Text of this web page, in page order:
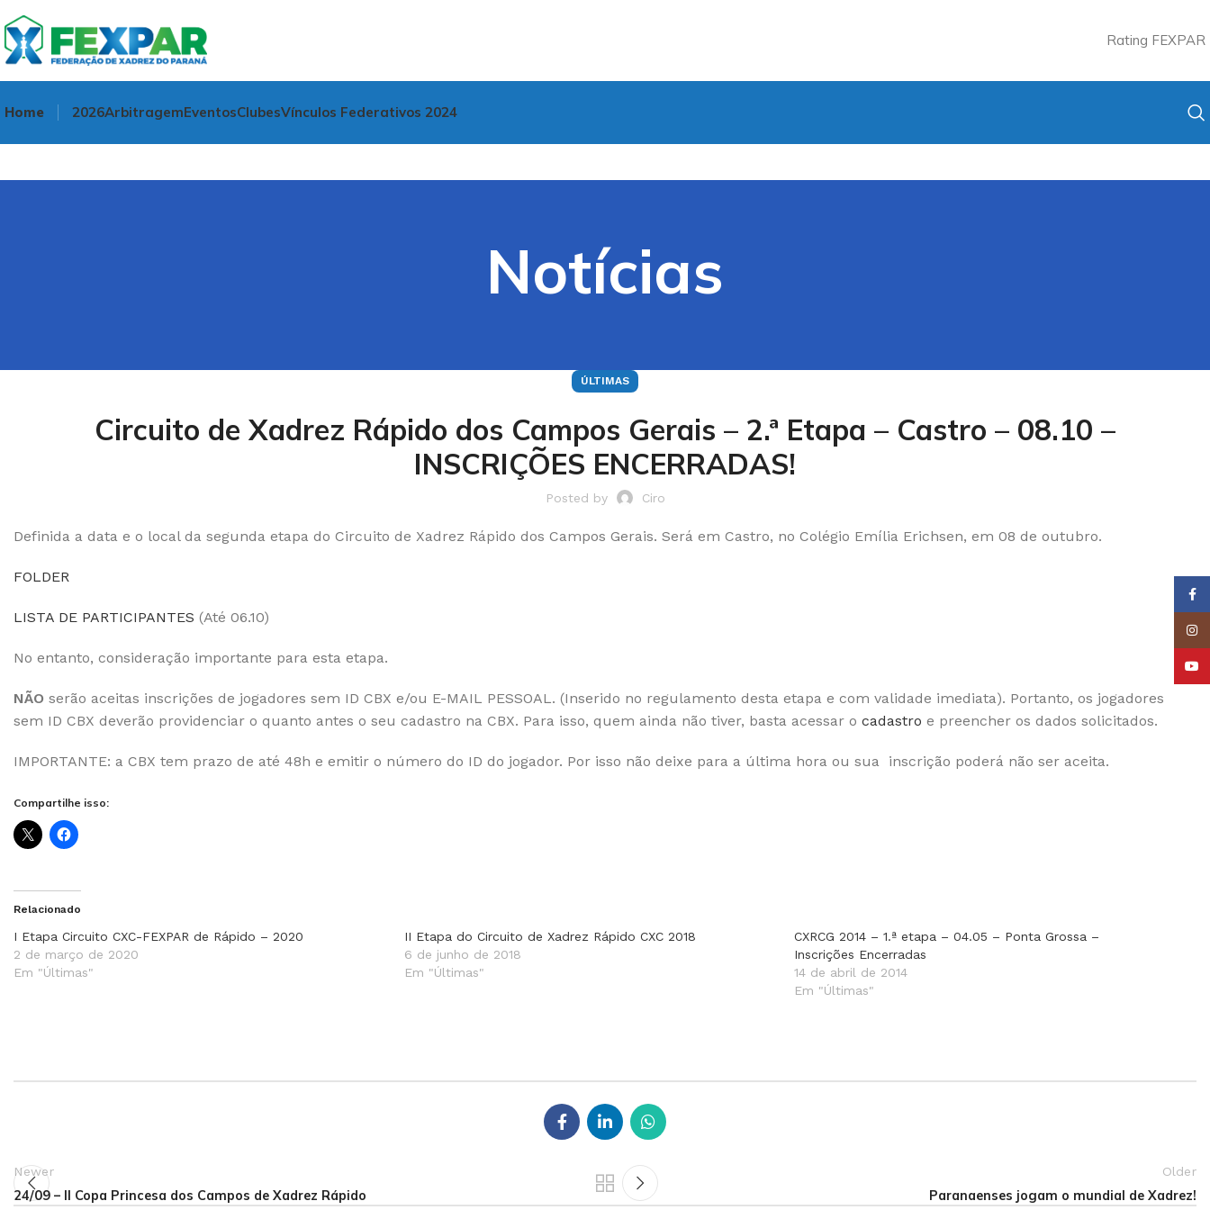
Rating FEXPAR
Home 2026ArbitragemEventosClubesVínculos Federativos 2024
Notícias
ÚLTIMAS
Circuito de Xadrez Rápido dos Campos Gerais – 2.ª Etapa – Castro – 08.10 –
INSCRIÇÕES ENCERRADAS!
Posted by Ciro
Definida a data e o local da segunda etapa do Circuito de Xadrez Rápido dos Campos Gerais. Será em Castro, no Colégio Emília Erichsen, em 08 de outubro.
FOLDER
LISTA DE PARTICIPANTES (Até 06.10)
No entanto, consideração importante para esta etapa.
NÃO serão aceitas inscrições de jogadores sem ID CBX e/ou E-MAIL PESSOAL. (Inserido no regulamento desta etapa e com validade imediata). Portanto, os jogadores
sem ID CBX deverão providenciar o quanto antes o seu cadastro na CBX. Para isso, quem ainda não tiver, basta acessar o cadastro e preencher os dados solicitados.
IMPORTANTE: a CBX tem prazo de até 48h e emitir o número do ID do jogador. Por isso não deixe para a última hora ou sua inscrição poderá não ser aceita.
Compartilhe isso:
Relacionado
I Etapa Circuito CXC-FEXPAR de Rápido – 2020
2 de março de 2020
Em "Últimas"
II Etapa do Circuito de Xadrez Rápido CXC 2018
6 de junho de 2018
Em "Últimas"
CXRCG 2014 – 1.ª etapa – 04.05 – Ponta Grossa –
Inscrições Encerradas
14 de abril de 2014
Em "Últimas"
Newer
24/09 – II Copa Princesa dos Campos de Xadrez Rápido
Older
Paranaenses jogam o mundial de Xadrez!